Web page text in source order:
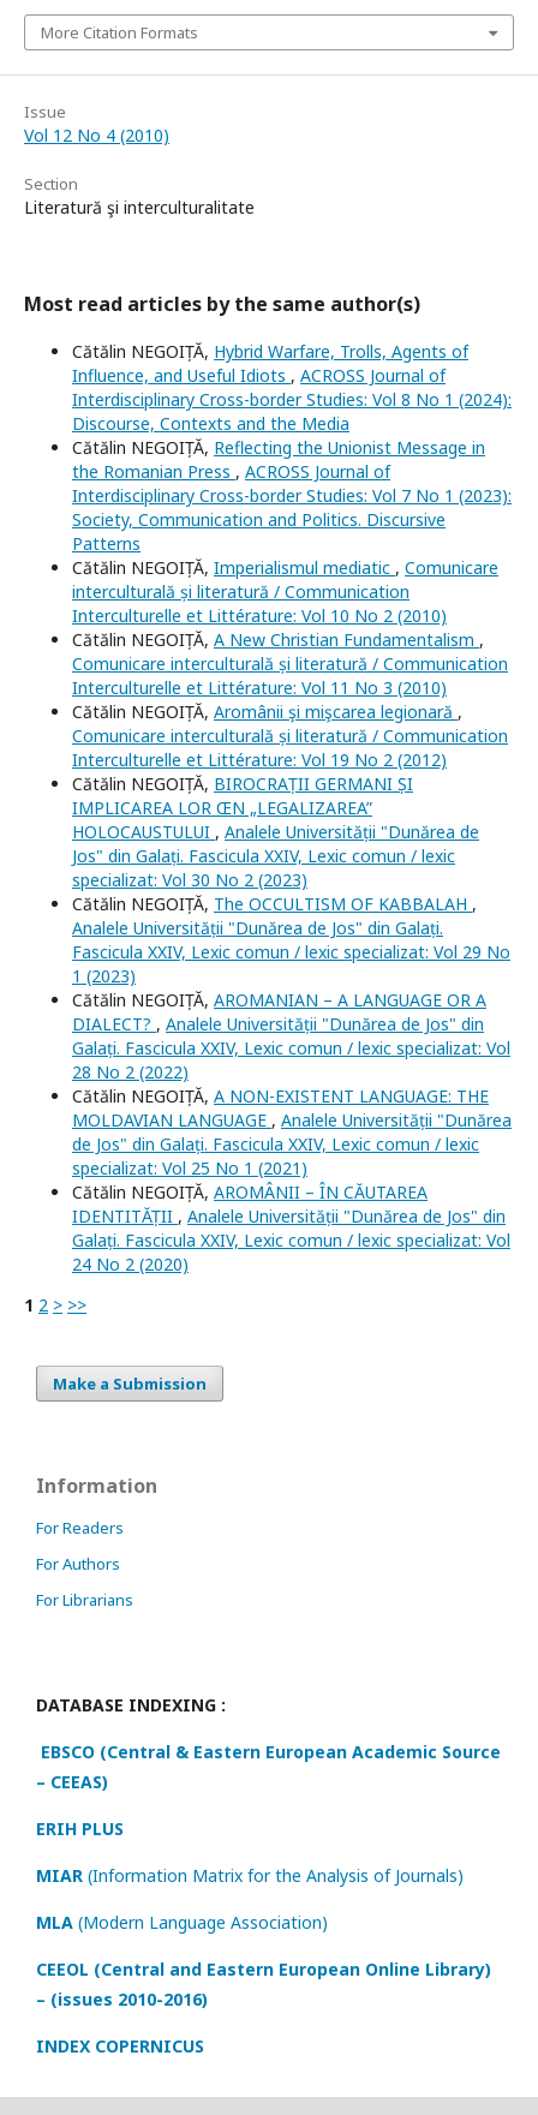
More Citation Formats
Issue
Vol 12 No 4 (2010)
Section
Literatură şi interculturalitate
Most read articles by the same author(s)
Cătălin NEGOIȚĂ, Hybrid Warfare, Trolls, Agents of
Influence, and Useful Idiots , ACROSS Journal of
Interdisciplinary Cross-border Studies: Vol 8 No 1 (2024):
Discourse, Contexts and the Media
Cătălin NEGOIȚĂ, Reflecting the Unionist Message in
the Romanian Press , ACROSS Journal of
Interdisciplinary Cross-border Studies: Vol 7 No 1 (2023):
Society, Communication and Politics. Discursive
Patterns
Cătălin NEGOIȚĂ, Imperialismul mediatic , Comunicare
interculturală și literatură / Communication
Interculturelle et Littérature: Vol 10 No 2 (2010)
Cătălin NEGOIȚĂ, A New Christian Fundamentalism ,
Comunicare interculturală și literatură / Communication
Interculturelle et Littérature: Vol 11 No 3 (2010)
Cătălin NEGOIȚĂ, Aromânii şi mişcarea legionară ,
Comunicare interculturală și literatură / Communication
Interculturelle et Littérature: Vol 19 No 2 (2012)
Cătălin NEGOIȚĂ, BIROCRAȚII GERMANI ȘI
IMPLICAREA LOR ŒN „LEGALIZAREA”
HOLOCAUSTULUI , Analele Universității "Dunărea de
Jos" din Galați. Fascicula XXIV, Lexic comun / lexic
specializat: Vol 30 No 2 (2023)
Cătălin NEGOIȚĂ, The OCCULTISM OF KABBALAH ,
Analele Universității "Dunărea de Jos" din Galați.
Fascicula XXIV, Lexic comun / lexic specializat: Vol 29 No
1 (2023)
Cătălin NEGOIȚĂ, AROMANIAN – A LANGUAGE OR A
DIALECT? , Analele Universității "Dunărea de Jos" din
Galați. Fascicula XXIV, Lexic comun / lexic specializat: Vol
28 No 2 (2022)
Cătălin NEGOIȚĂ, A NON-EXISTENT LANGUAGE: THE
MOLDAVIAN LANGUAGE , Analele Universității "Dunărea
de Jos" din Galați. Fascicula XXIV, Lexic comun / lexic
specializat: Vol 25 No 1 (2021)
Cătălin NEGOIȚĂ, AROMÂNII – ÎN CĂUTAREA
IDENTITĂȚII , Analele Universității "Dunărea de Jos" din
Galați. Fascicula XXIV, Lexic comun / lexic specializat: Vol
24 No 2 (2020)
1 2 > >>
Make a Submission
Information
For Readers
For Authors
For Librarians
DATABASE INDEXING :
EBSCO (Central & Eastern European Academic Source
– CEEAS)
ERIH PLUS
MIAR (Information Matrix for the Analysis of Journals)
MLA (Modern Language Association)
CEEOL (Central and Eastern European Online Library)
– (issues 2010-2016)
INDEX COPERNICUS